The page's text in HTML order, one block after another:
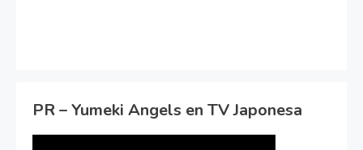
PR – Yumeki Angels en TV Japonesa